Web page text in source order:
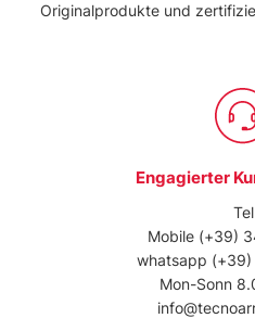
Originalprodukte und
Engagierter
Tel
Mobile (+39)
whatsapp
Mon-Sonn